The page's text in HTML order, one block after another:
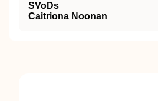
SVoDs
Caitriona Noonan